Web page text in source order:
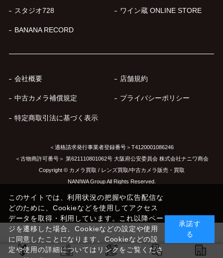
スタジオ728 ワイン蔵 ONLINE STORE
BANANA RECORD
会社概要 店舗規約
中古カメラ補償規定 プライバシーポリシー
特定商取引法に基づく表示
＜適格請求発行事業者登録番号＞T4120001086246
＜古物商許可番号＞ 第621110801062号 大阪府公安委員会 株式会社ナニワ商会
Copyright © カメラ買取 / レンズ買取/中古カメラ販売・買取
NANIWA Group All Rights Reserved.
このサイトでは、利用状況の把握や広告配信な
どのために、Cookieなどを使用してアクセス
データを取得・利用しています。これ以降ペー
ジを遷移した場合、Cookieなどの設定や使用
に同意したことになります。Cookieなどの設
定や使用の詳細についてはリンクをご覧くださ
承諾す
る